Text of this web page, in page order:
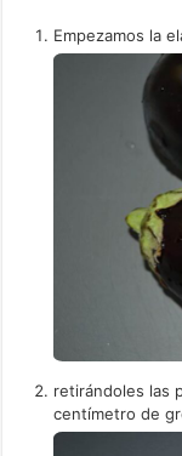
Empezamos la
retirándoles las
centímetro de